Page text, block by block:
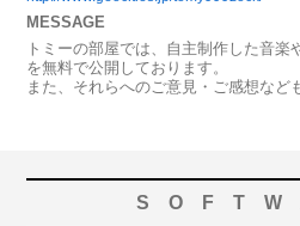
MESSAGE
トミーの部屋では、自主制作した音
を無料で公開しております。
また、それらへのご意見・ご感想など